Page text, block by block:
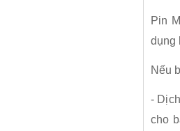
Pin
dụng
Nếu
-
cho